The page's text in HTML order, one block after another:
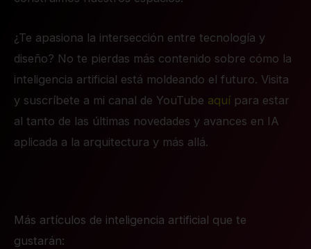
¿Te apasiona la intersección entre tecnología y
diseño? No te pierdas más contenido sobre cómo la
inteligencia artificial está moldeando el futuro. Visita
y suscríbete a mi canal de YouTube aquí para estar
al tanto de las últimas novedades y avances en IA
aplicada a la arquitectura y más allá.
Más artículos de inteligencia artificial que te
gustarán: